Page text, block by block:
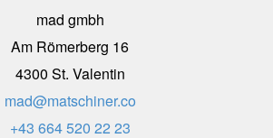
mad gmbh
Am Römerberg 16
4300 St. Valentin
mad@matschiner.co
+43 664 520 22 23